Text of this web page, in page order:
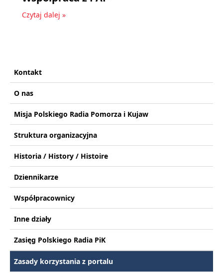
Czytaj dalej »
Kontakt
O nas
Misja Polskiego Radia Pomorza i Kujaw
Struktura organizacyjna
Historia / History / Histoire
Dziennikarze
Współpracownicy
Inne działy
Zasięg Polskiego Radia PiK
Zasady korzystania z portalu